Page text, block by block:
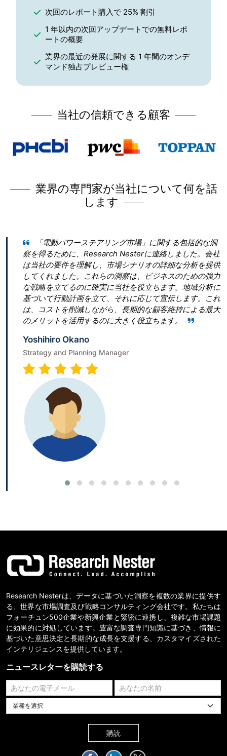
次回のレポート購入で 25% 割引
1 年以内の次回アップデートでの無料レポ
ートの概要
業界の最近の発展に関する 1 年間のオンデ
マンド独占プレビュー権
当社の信頼できる顧客
業界の専門家が当社について何を話
します
ーステアリング市場」に関する包括的な洞
に、Research Nesterに連絡しました。会社
を理解し、市場シナリオの詳細な分析を提供
た。これらの洞察は、ビジネスのための強力
るのに確実に当社を役立ちます。地域分析に
計画を立て、それに応じて宣伝します。これ
削減しながら、長期的な顧客維持による最大
活用するのに大きく役立ちます。
Planning Manager
Research
とって最良の決断
ん。 私たちは「真
ぎたいと考えてい
青写真を作成する
は、従うべき勝利
ビゲートするのに
Research Nesterは、データに基づいた洞察を複数の業界に提供す
る、世界な市場調査及び戦略コンサルティング会社です。私たちは
フォーチュン500企業や新興企業と緊密に連携し、複雑な市場課題
に効果的に対処しています。豊富な調査専門知識に基づき、情報に
基づいた意思決定と長期的な成長を支援する、カスタマイズされた
インテリジェンスを提供しています。
ニュースレターを購読する
業種を選択してください
購読